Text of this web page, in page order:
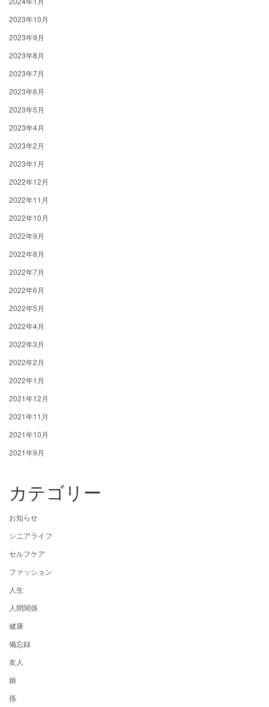
2023年10月
2023年9月
2023年8月
2023年7月
2023年6月
2023年5月
2023年4月
2023年2月
2023年1月
2022年12月
2022年11月
2022年10月
2022年9月
2022年8月
2022年7月
2022年6月
2022年5月
2022年4月
2022年3月
2022年2月
2022年1月
2021年12月
2021年11月
2021年10月
2021年9月
カテゴリー
お知らせ
シニアライフ
セルフケア
ファッション
人生
人間関係
健康
備忘録
友人
娘
孫